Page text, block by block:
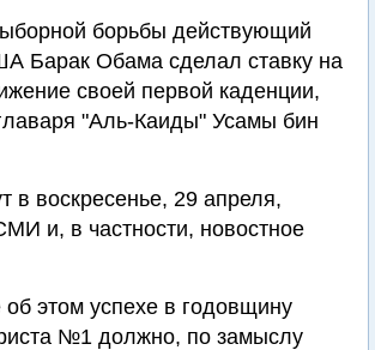
борьбы действующий
Барак Обама сделал ставку на
своей первой каденции,
"Аль-Каиды" Усамы бин
в воскресенье, 29 апреля,
и, в частности, новостное
этом успехе в годовщину
№1 должно, по замыслу